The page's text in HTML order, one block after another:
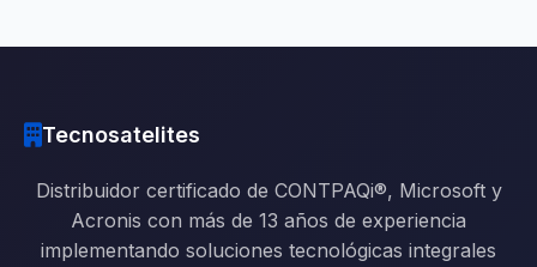
Tecnosatelites
Distribuidor certificado de CONTPAQi®, Microsoft y
Acronis con más de 13 años de experiencia
implementando soluciones tecnológicas integrales